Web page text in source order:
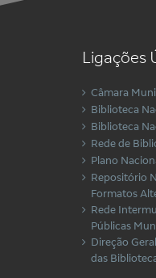
Ligações
Câmara
Biblioteca
Biblioteca
Rede de
Plano
Repositório
Formatos
Rede
Públicas
Direção
das